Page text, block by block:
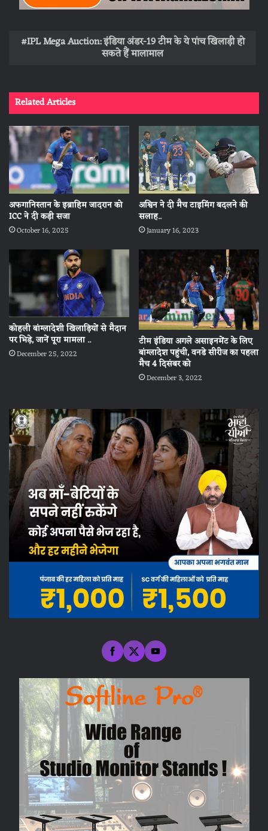
IPL Mega Auction: इंडिया अंडर-19 टीम के ये पांच खिलाड़ी हो
सकते हैं मालामाल
Related Articles
अफगानिस्तान के इब्राहिम जादरान को
ICC ने दी कड़ी सजा
October 16, 2025
अश्विन ने दी मैच टाइमिंग बदलने की
सलाह..
January 16, 2023
कोहली बांग्लादेशी खिलाड़ियों से मैदान
पर भिड़े, जानें पूरा मामला ..
December 25, 2022
टीम इंडिया अगले असाइनमेंट के लिए
बांग्लादेश पहुंची, वनडे सीरीज का पहला
मैच 4 दिसंबर को
December 3, 2022